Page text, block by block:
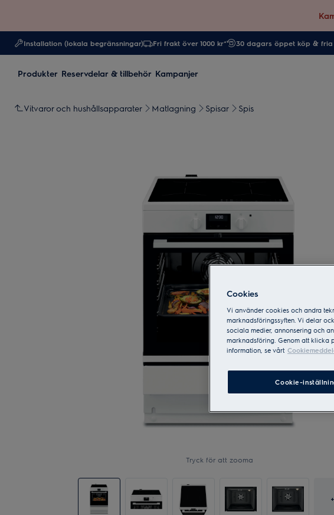
Installation (lokala begränsningar) Fri frakt över 1000 kr* 30 dagars öppet köp &
Produkter Reservdelar & tillbehör Kampanjer
Vitvaror och hushållsapparater Matlagning Spisar Spis
Tryck för att zooma
+
Cookies
Vi använder cookies och andra
marknadsföringssyften. Vi delar
sociala medier, annonsering och
marknadsföring. Genom att klicka
information, se vårt
Cookie-